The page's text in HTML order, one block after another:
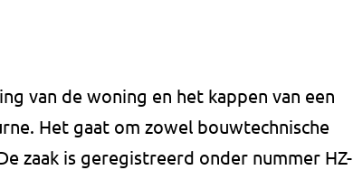
van de woning en het kappen van een
Het gaat om zowel bouwtechnische
zaak is geregistreerd onder nummer HZ-